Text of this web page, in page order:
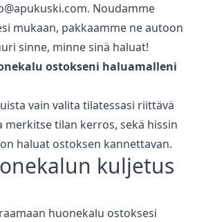
Noudamme
mukaan, pakkaamme ne autoon
sinne, minne sinä haluat!
ostokseni haluamalleni
vain valita tilatessasi riittävä
merkitse tilan kerros, sekä hissin
haluat ostoksen kannettavan.
kuljetus
huonekalu ostoksesi